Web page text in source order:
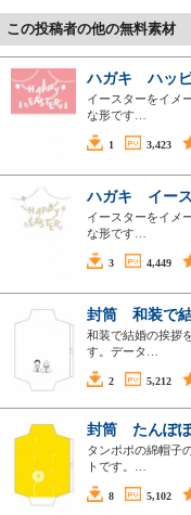
この投稿者の他の無料素材
ハガキ ハッ
イースターをイメ
な形です…
1 3,423
ハガキ イー
イースターをイメ
な形です…
3 4,449
封筒 和装で
和装で結婚の挨拶
す。データ…
2 5,212
封筒 たんぽ
タンポポの綿帽子
トです。…
8 5,102